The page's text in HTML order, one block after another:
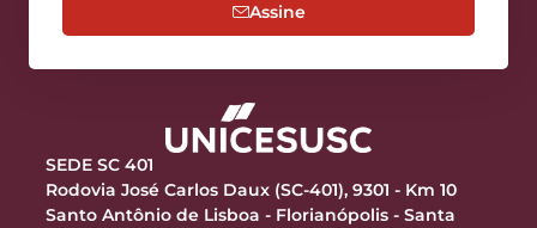
Assine
SEDE SC 401
Rodovia José Carlos Daux (SC-401), 9301 - Km 10
Santo Antônio de Lisboa - Florianópolis - Santa